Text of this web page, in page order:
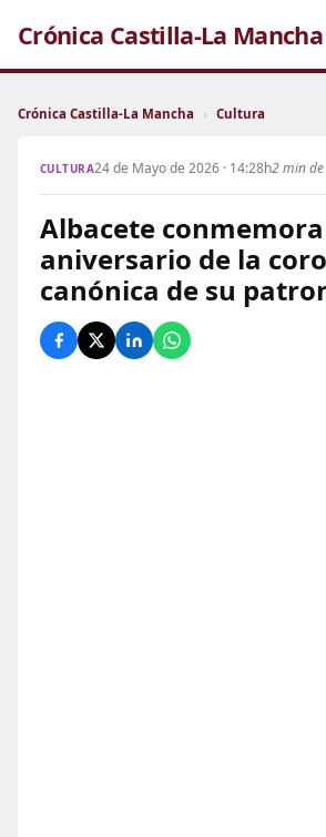
Crónica Castilla-La Mancha
Crónica Castilla-La Mancha › Cultura
CULTURA24 de Mayo de 2026 · 14:28h2 min
Albacete
aniversario de la
canónica de su